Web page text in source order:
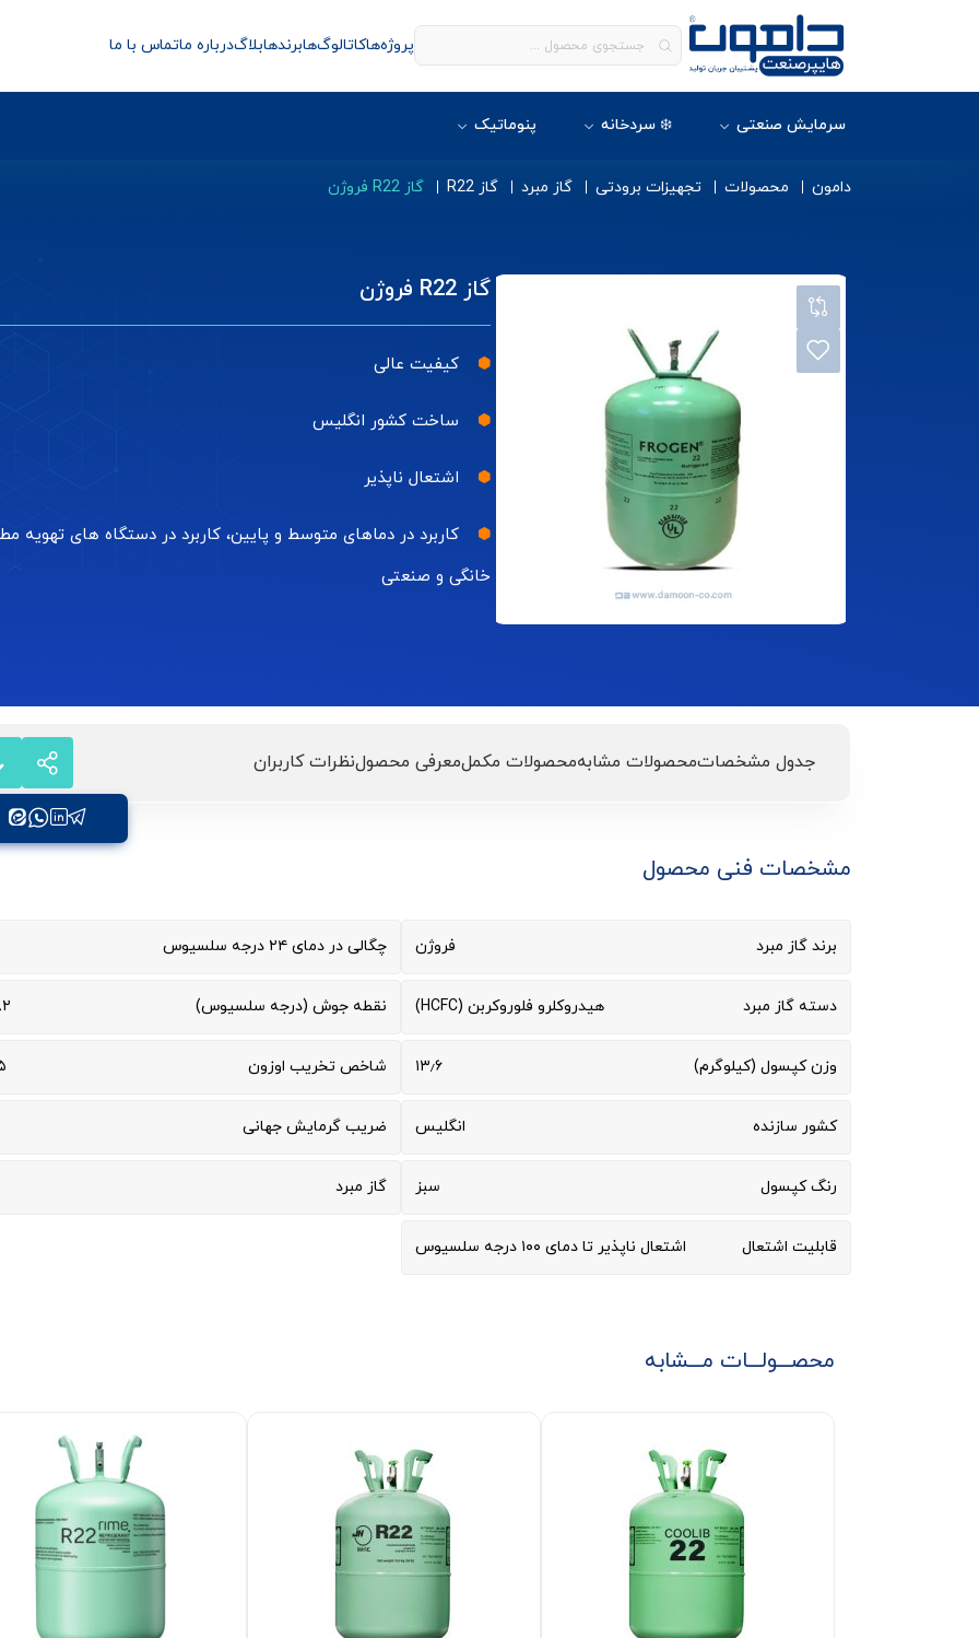
پروژه‌هاکاتالوگ‌هابرندهابلاگدرباره ماتماس با ما
سرمایش صنعتی ❄️ سردخانه پنوماتیک
دامون محصولات تجهیزات برودتی گاز مبرد گاز R22 گاز R22 فروژن
گاز R22 فروژن
کیفیت عالی
ساخت کشور انگلیس
اشتعال ناپذیر
کاربرد در دماهای متوسط و پایین، کاربرد در دستگاه های تهویه
خانگی و صنعتی
جدول مشخصاتمحصولات مشابهمحصولات مکملمعرفی محصولنظرات کاربران
مشخصات فنی محصول
برند گاز مبرد فروژن
دسته گاز مبرد هیدروکلرو فلوروکربن (HCFC)
وزن کپسول (کیلوگرم) ۱۳٫۶
کشور سازنده انگلیس
رنگ کپسول سبز
قابلیت اشتعال اشتعال ناپذیر تا دمای ۱۰۰ درجه سلسیوس
چگالی در دمای ۲۴ درجه سلسیوس
نقطه جوش (درجه سلسیوس)
شاخص تخریب اوزون
ضریب گرمایش جهانی
گاز مبرد
محصـــولـــات مـــشابه